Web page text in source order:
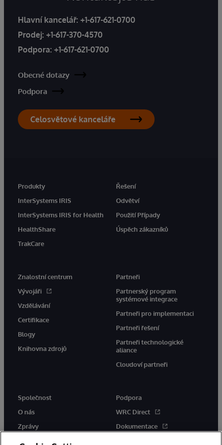
Hlavní kancelář: +1-617-621-0700
Prodej: +1-617-370-4570
Podpora: +1-617-621-0700
Obecné dotazy
Podpora
Celosvětové kanceláře
Produkty
InterSystems IRIS
InterSystems IRIS for Health
HealthShare
TrakCare
Řešení
Odvětví
Použití Případy
Úspěch zákazníků
Znalostní centrum
Vývojáři
Vzdělávání
Certifikace
Blogy
Knihovna zdrojů
Partneři
Partnerský program
systémové integrace
Partneři pro implementaci
Partneři řešení
Partneři technologické
aliance
Cloudoví partneři
Společnost
O nás
Zprávy
Podpora
WRC Direct
Dokumentace